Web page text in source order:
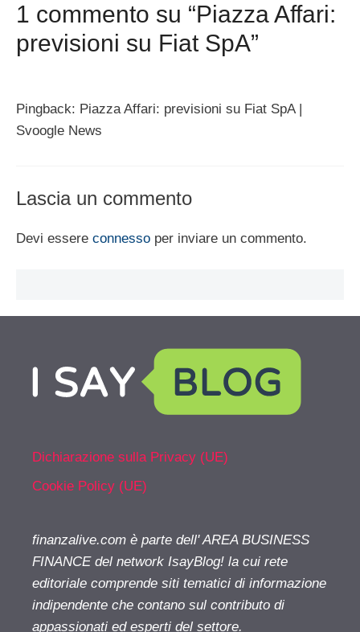
1 commento su “Piazza Affari:
previsioni su Fiat SpA”
Pingback: Piazza Affari: previsioni su Fiat SpA |
Svoogle News
Lascia un commento
Devi essere connesso per inviare un commento.
Dichiarazione sulla Privacy (UE)
Cookie Policy (UE)
finanzalive.com è parte dell' AREA BUSINESS
FINANCE del network IsayBlog! la cui rete
editoriale comprende siti tematici di informazione
indipendente che contano sul contributo di
appassionati ed esperti del settore.